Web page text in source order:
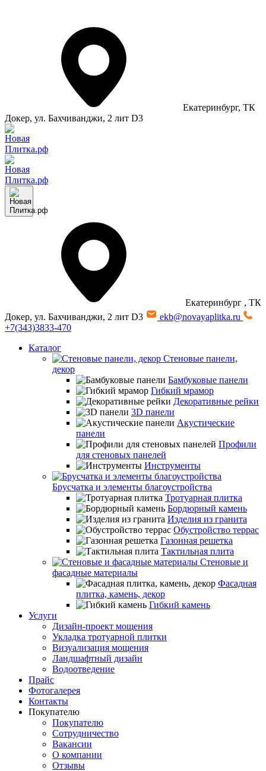
Екатеринбург, ТК
Докер, ул. Бахчиванджи, 2 лит D3
Екатеринбург , ТК
Докер, ул. Бахчиванджи, 2 лит D3
ekb@novayaplitka.ru
+7(343)3833-470
Каталог
Стеновые панели,
декор
Бамбуковые панели
Гибкий мрамор
Декоративные рейки
3D панели
Акустические
панели
Профили
для стеновых панелей
Инструменты
Брусчатка и элементы благоустройства
Тротуарная плитка
Бордюрный камень
Изделия из гранита
Обустройство террас
Газонная решетка
Тактильная плита
Стеновые и
фасадные материалы
Фасадная
плитка, камень, декор
Гибкий камень
Услуги
Дизайн-проект мощения
Укладка тротуарной плитки
Визуализация мощения
Ландшафтный дизайн
Водоотведение
Прайс
Фотогалерея
Контакты
Покупателю
Покупателю
Сотрудничество
Вакансии
О компании
Отзывы